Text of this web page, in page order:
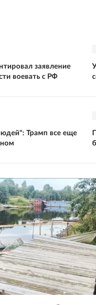
заявление
воевать с РФ
Трамп все еще